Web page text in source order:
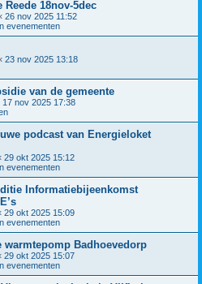
18nov-5dec
26 nov 2025 11:52
evenementen
23 nov 2025 13:18
van de gemeente
17 nov 2025 17:38
podcast van Energieloket
29 okt 2025 15:12
evenementen
Informatiebijeenkomst
29 okt 2025 15:09
evenementen
warmtepomp Badhoevedorp
29 okt 2025 15:07
evenementen